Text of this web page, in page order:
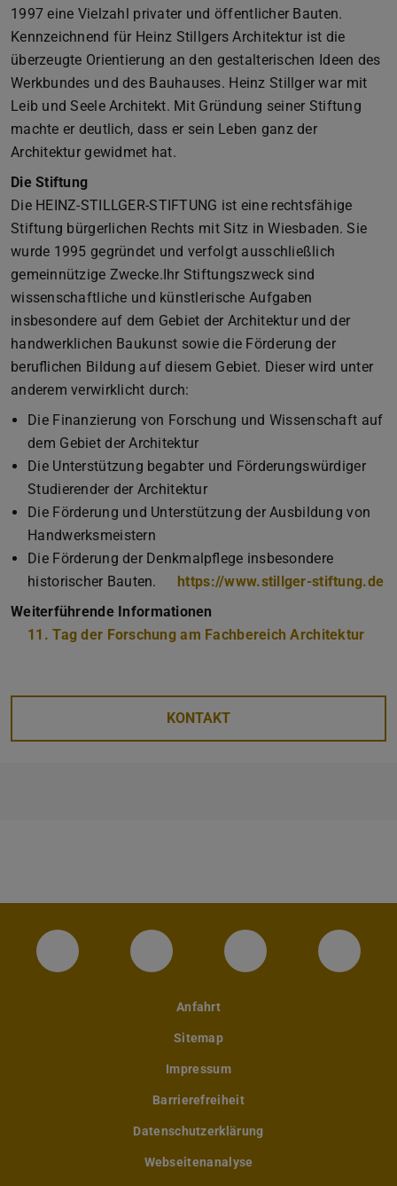
1997 eine Vielzahl privater und öffentlicher Bauten.
Kennzeichnend für Heinz Stillgers Architektur ist die
überzeugte Orientierung an den gestalterischen Ideen des
Werkbundes und des Bauhauses. Heinz Stillger war mit
Leib und Seele Architekt. Mit Gründung seiner Stiftung
machte er deutlich, dass er sein Leben ganz der
Architektur gewidmet hat.
Die Stiftung
Die HEINZ-STILLGER-STIFTUNG ist eine rechtsfähige
Stiftung bürgerlichen Rechts mit Sitz in Wiesbaden. Sie
wurde 1995 gegründet und verfolgt ausschließlich
gemeinnützige Zwecke.Ihr Stiftungszweck sind
wissenschaftliche und künstlerische Aufgaben
insbesondere auf dem Gebiet der Architektur und der
handwerklichen Baukunst sowie die Förderung der
beruflichen Bildung auf diesem Gebiet. Dieser wird unter
anderem verwirklicht durch:
Die Finanzierung von Forschung und Wissenschaft auf
dem Gebiet der Architektur
Die Unterstützung begabter und Förderungswürdiger
Studierender der Architektur
Die Förderung und Unterstützung der Ausbildung von
Handwerksmeistern
Die Förderung der Denkmalpflege insbesondere
historischer Bauten.
https://www.stillger-stiftung.de
Weiterführende Informationen
11. Tag der Forschung am Fachbereich Architektur
KONTAKT
Instagram-Seite des Fachbereichs
LinkedIn-Profil desFacebook-Seite
Anfahrt
Sitemap
Impressum
Barrierefreiheit
Datenschutzerklärung
Webseitenanalyse